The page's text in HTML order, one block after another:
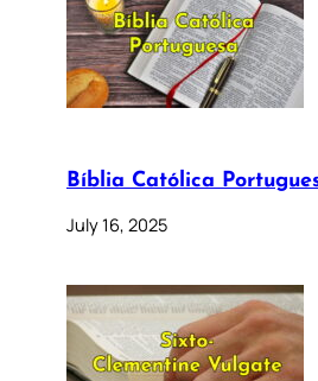
Bíblia Católica
July 16, 2025